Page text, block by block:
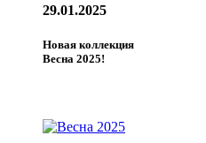
29.01.2025
Новая коллекция
Весна 2025!